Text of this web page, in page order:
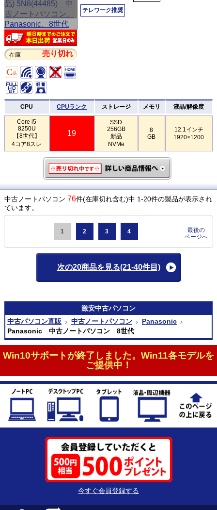
在庫 売り切れ
テレワーク推奨
CPU CPUランク ストレージ メモリ 液晶/解像度
Core i5
8250U
【8世代】
4コア8スレ
19
SSD
256GB
新品
NVMe
8
GB
12.1インチ
1920×1200
中古ノートパソコン 76件(在庫切れ含む)中 1-20件の製品が表示され
ています。
1 2 3 4
最後の
ページへ
次の20商品を見る(21-40件目)
激安中古パソコン
中古パソコン直販
中古ノートパソコン
Panasonic
Panasonic 中古ノートパソコン 8世代
Win10サポートが終了しました。Win11各モデルを
ご提供中！
今すぐ会員登録する